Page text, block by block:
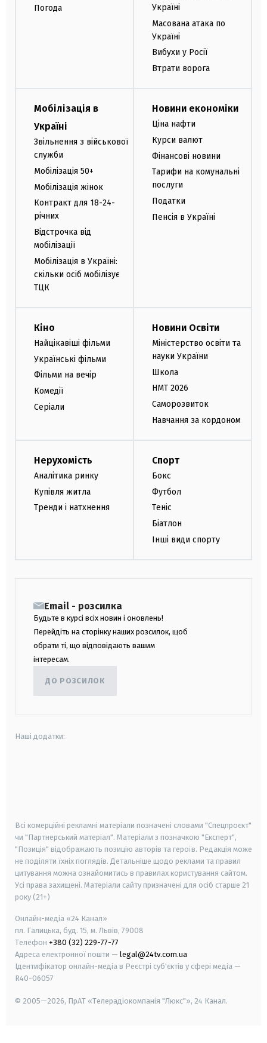
Погода
Україні
Масована атака по
Україні
Вибухи у Росії
Втрати ворога
Мобілізація в
Україні
Звільнення з військової
служби
Мобілізація 50+
Мобілізація жінок
Контракт для 18-24-
річних
Відстрочка від
мобілізації
Мобілізація в Україні:
скільки осіб мобілізує
ТЦК
Новини економіки
Ціна нафти
Курси валют
Фінансові новини
Тарифи на комунальні
послуги
Податки
Пенсія в Україні
Кіно
Найцікавіші фільми
Українські фільми
Фільми на вечір
Комедії
Серіали
Новини Освіти
Міністерство освіти та
науки України
Школа
НМТ 2026
Саморозвиток
Навчання за кордоном
Нерухомість
Аналітика ринку
Купівля житла
Тренди і натхнення
Спорт
Бокс
Футбол
Теніс
Біатлон
Інші види спорту
Email - розсилка
Будьте в курсі всіх новин і оновлень!
Перейдіть на сторінку наших розсилок, щоб
обрати ті, що відповідають вашим
інтересам.
ДО РОЗСИЛОК
Наші додатки:
Всі комерційні рекламні матеріали позначені словами "Спецпроєкт"
чи "Партнерський матеріал". Матеріали з позначкою "Експерт",
"Позиція" відображають позицію авторів та героїв. Редакція може
не поділяти їхніх поглядів. Детальніше щодо реклами та правил
цитування можна ознайомитись в правилах користування сайтом.
Усі права захищені. Матеріали сайту призначені для осіб старше 21
року (21+)
Онлайн-медіа «24 Канал»
пл. Галицька, буд. 15, м. Львів, 79008
Телефон +380 (32) 229-77-77
Адреса електронної пошти — legal@24tv.com.ua
Ідентифікатор онлайн-медіа в Реєстрі суб'єктів у сфері медіа —
R40-06057
© 2005—2026, ПрАТ «Телерадіокомпанія "Люкс"», 24 Канал.